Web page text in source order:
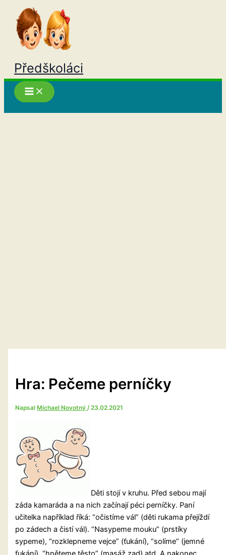
Přeskočit
obsah
Předškoláci
Hra: Pečeme perníčky
Napsal Michael Novotný/23.02.2021
Děti stojí v kruhu. Před sebou mají
záda kamaráda a na nich začínají péci perníčky. Paní
učitelka například říká: “očistíme vál” (děti rukama přejíždí
po zádech a čistí vál). “Nasypeme mouku” (prstíky
sypeme), “rozklepneme vejce” (ťukání), “solíme” (jemné